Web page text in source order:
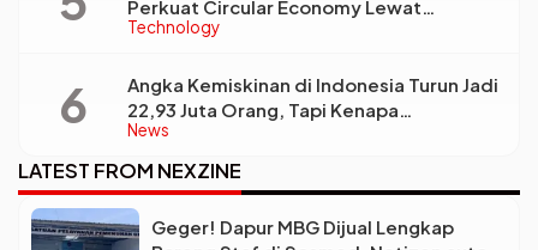
Technology
Perkuat Circular Economy Lewat
Pengelolaan Limbah Berkelanjutan
News
Angka Kemiskinan di Indonesia Turun Jadi
22,93 Juta Orang, Tapi Kenapa
Ketimpangan Desa dan Kota Malah Makin
Lebar?
LATEST FROM NEXZINE
Geger! Dapur MBG Dijual Lengkap